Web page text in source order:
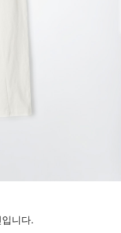
니다.